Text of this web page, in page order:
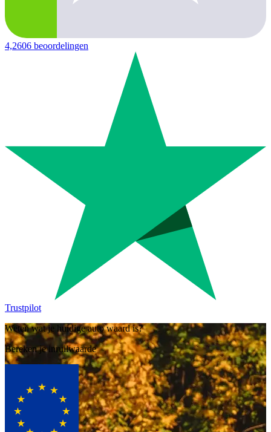
4,2606 beoordelingen
Trustpilot
Weten wat je huidige auto waard is?
Bereken je inruilwaarde